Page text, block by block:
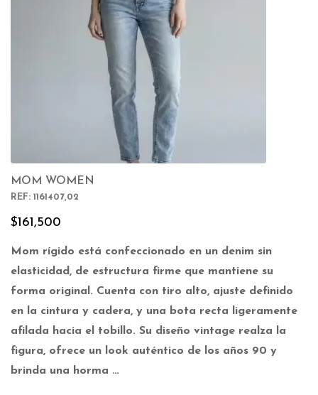
MOM WOMEN
REF: 1161407,02
$161,500
Mom rígido está confeccionado en un denim sin
elasticidad, de estructura firme que mantiene su
forma original. Cuenta con tiro alto, ajuste definido
en la cintura y cadera, y una bota recta ligeramente
afilada hacia el tobillo. Su diseño vintage realza la
figura, ofrece un look auténtico de los años 90 y
brinda una horma …